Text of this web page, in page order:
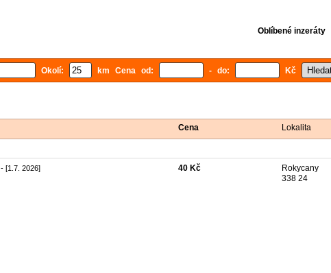
Oblíbené inzeráty
Okolí: km Cena od: - do: Kč
Cena Lokalita
- [1.7. 2026] 40 Kč
Rokycany
338 24